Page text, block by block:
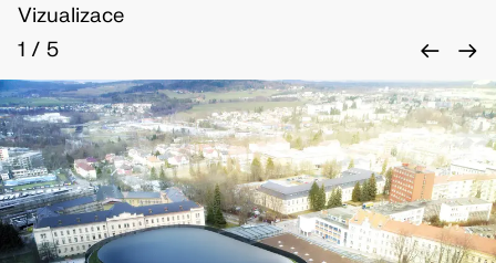
Vizualizace
1 / 5 ← →